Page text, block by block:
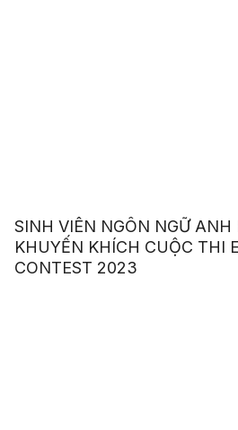
SINH VIÊN NGÔN NGỮ ANH
KHUYẾN KHÍCH CUỘC THI
CONTEST 2023